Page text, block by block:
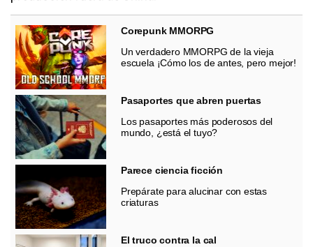
Corepunk MMORPG
Un verdadero MMORPG de la vieja
escuela ¡Cómo los de antes, pero mejor!
Pasaportes que abren puertas
Los pasaportes más poderosos del
mundo, ¿está el tuyo?
Parece ciencia ficción
Prepárate para alucinar con estas
criaturas
El truco contra la cal